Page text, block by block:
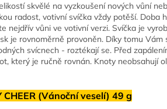
skvělé na vyzkoušení nových vůní
radost, votivní svíčka vždy potěší. Doba
nejdřív vůni ve votivní verzi. Svíčka je
je rovnoměrně provoněn. Díky tomu Vám
svícnech - roztékají se. Před
který je ručně rovnán. Knoty neobsahují
(Vánoční veselí) 49 g